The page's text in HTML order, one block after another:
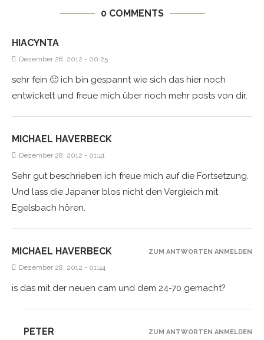
0 COMMENTS
HIACYNTA
Dezember 28, 2012 - 00:25
sehr fein 🙂 ich bin gespannt wie sich das hier noch
entwickelt und freue mich über noch mehr posts von dir.
MICHAEL HAVERBECK
Dezember 28, 2012 - 01:41
Sehr gut beschrieben ich freue mich auf die Fortsetzung.
Und lass die Japaner blos nicht den Vergleich mit
Egelsbach hören.
MICHAEL HAVERBECK
Dezember 28, 2012 - 01:44
is das mit der neuen cam und dem 24-70 gemacht?
ZUM ANTWORTEN ANMELDEN
PETER ZUM ANTWORTEN ANMELDEN